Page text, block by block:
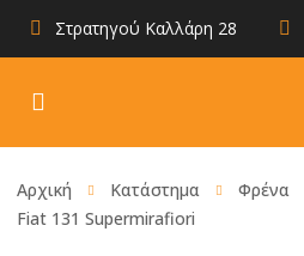
Στρατηγού Καλλάρη 28
Αρχική Κατάστημα Φρένα
Fiat 131 Supermirafiori